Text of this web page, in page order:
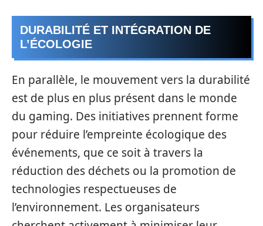
DURABILITÉ ET INTÉGRATION DE
L’ÉCOLOGIE
En parallèle, le mouvement vers la durabilité
est de plus en plus présent dans le monde
du gaming. Des initiatives prennent forme
pour réduire l’empreinte écologique des
événements, que ce soit à travers la
réduction des déchets ou la promotion de
technologies respectueuses de
l’environnement. Les organisateurs